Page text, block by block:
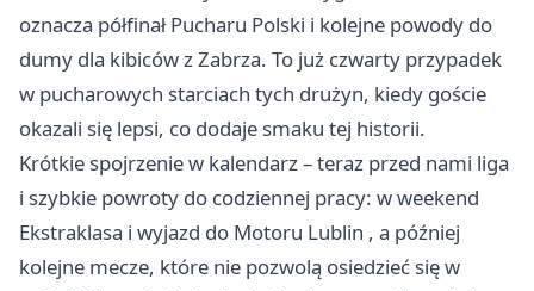
oznacza półfinał Pucharu Polski i kolejne powody do
dumy dla kibiców z Zabrza. To już czwarty przypadek
w pucharowych starciach tych drużyn, kiedy goście
okazali się lepsi, co dodaje smaku tej historii.
Krótkie spojrzenie w kalendarz – teraz przed nami liga
i szybkie powroty do codziennej pracy: w weekend
Ekstraklasa i wyjazd do Motoru Lublin , a później
kolejne mecze, które nie pozwolą osiedzieć się w